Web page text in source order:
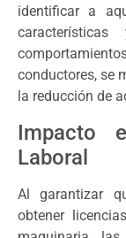
identificar a
conductores, se
la reducción de
Impacto
Laboral
Al garantizar
obtener